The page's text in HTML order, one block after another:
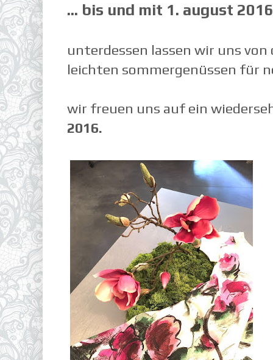
... bis und mit 1. august
unterdessen lassen wir uns
leichten sommergenüssen für
wir freuen uns auf ein
2016.